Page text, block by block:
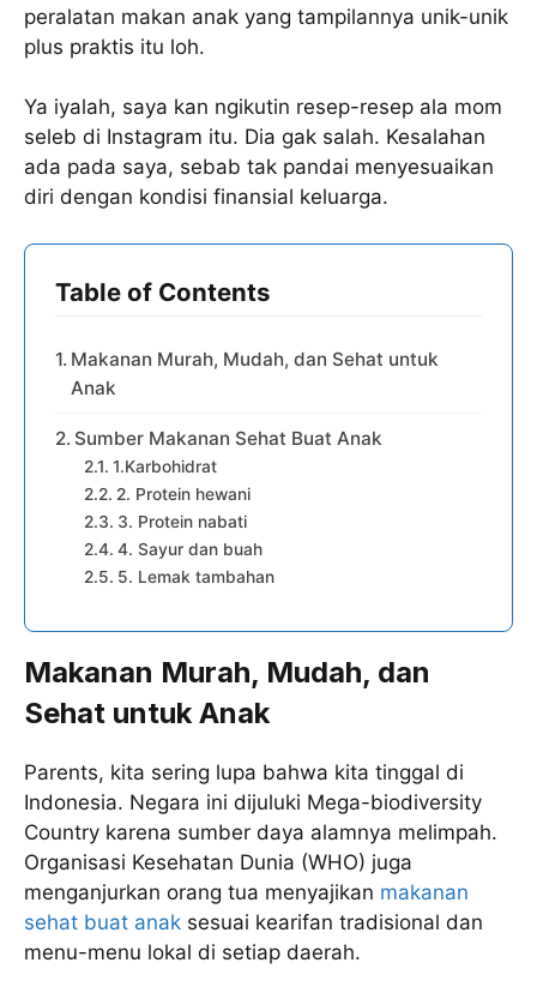
peralatan makan anak yang tampilannya unik-unik
plus praktis itu loh.
Ya iyalah, saya kan ngikutin resep-resep ala mom
seleb di Instagram itu. Dia gak salah. Kesalahan
ada pada saya, sebab tak pandai menyesuaikan
diri dengan kondisi finansial keluarga.
Table of Contents
Makanan Murah, Mudah, dan Sehat untuk
Anak
Sumber Makanan Sehat Buat Anak
1.Karbohidrat
2. Protein hewani
3. Protein nabati
4. Sayur dan buah
5. Lemak tambahan
Makanan Murah, Mudah, dan
Sehat untuk Anak
Parents, kita sering lupa bahwa kita tinggal di
Indonesia. Negara ini dijuluki Mega-biodiversity
Country karena sumber daya alamnya melimpah.
Organisasi Kesehatan Dunia (WHO) juga
menganjurkan orang tua menyajikan makanan
sehat buat anak sesuai kearifan tradisional dan
menu-menu lokal di setiap daerah.